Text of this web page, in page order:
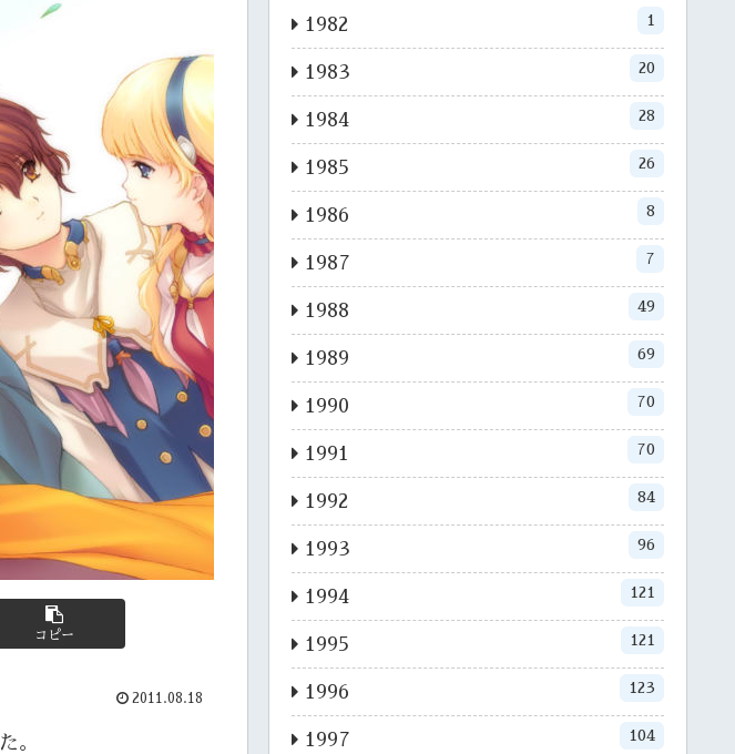
コピー
2011.08.18
。
1982 1
1983 20
1984 28
1985 26
1986 8
1987 7
1988 49
1989 69
1990 70
1991 70
1992 84
1993 96
1994 121
1995 121
1996 123
1997 104